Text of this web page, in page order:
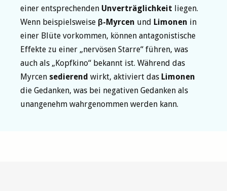
einer entsprechenden Unverträglichkeit liegen.
Wenn beispielsweise β-Myrcen und Limonen in
einer Blüte vorkommen, können antagonistische
Effekte zu einer „nervösen Starre“ führen, was
auch als „Kopfkino“ bekannt ist. Während das
Myrcen sedierend wirkt, aktiviert das Limonen
die Gedanken, was bei negativen Gedanken als
unangenehm wahrgenommen werden kann.